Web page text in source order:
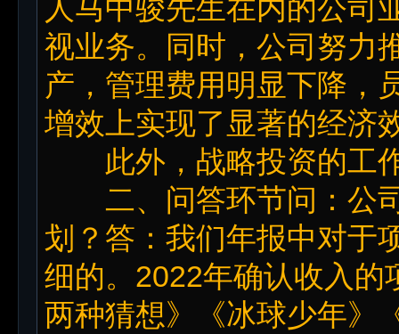
人马中骏先生在内的公司
视业务。同时，公司努力
产，管理费用明显下降，
增效上实现了显著的经济
此外，战略投资的工
二、问答环节问：公司
划？答：我们年报中对于
细的。2022年确认收入的
两种猜想》《冰球少年》